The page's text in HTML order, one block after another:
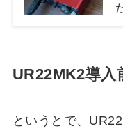
UR22MK2導入
というとで、